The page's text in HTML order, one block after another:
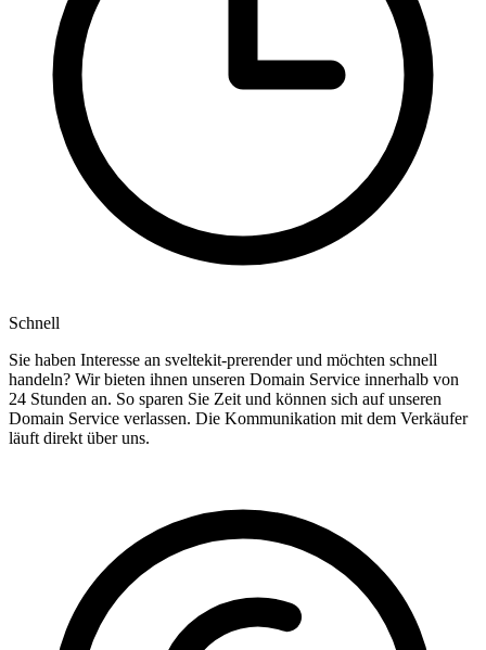
Schnell
Sie haben Interesse an sveltekit-prerender und möchten schnell
handeln? Wir bieten ihnen unseren Domain Service innerhalb von
24 Stunden an. So sparen Sie Zeit und können sich auf unseren
Domain Service verlassen. Die Kommunikation mit dem Verkäufer
läuft direkt über uns.